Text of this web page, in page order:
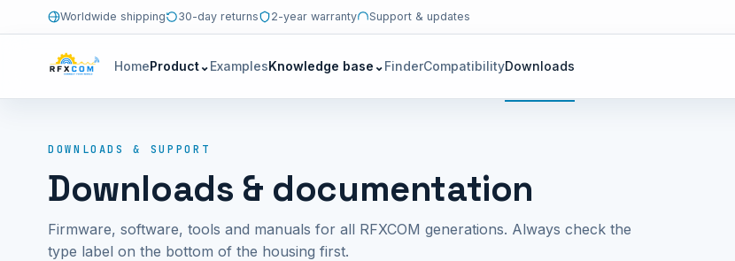
Worldwide shipping 30-day returns 2-year warranty Support & updates
HomeProduct⌄ExamplesKnowledge base ⌄FinderCompatibilityDownloads
DOWNLOADS & SUPPORT
Downloads & documentation
Firmware, software, tools and manuals for all RFXCOM generations. Always check the
type label on the bottom of the housing first.